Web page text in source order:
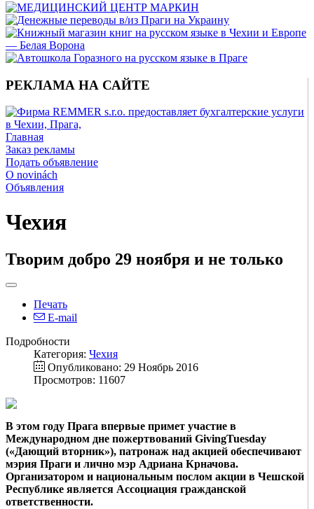
РЕКЛАМА НА САЙТЕ
Главная
Заказ рекламы
Подать объявление
O novinách
Объявления
Чехия
Творим добро 29 ноября и не только
Печать
E-mail
Подробности
Категория: Чехия
Опубликовано: 29 Ноябрь 2016
Просмотров: 11607
В этом году Прага впервые примет участие в
Международном дне пожертвований GivingTuesday
(«Дающий вторник»), патронаж над акцией обеспечивают
мэрия Праги и лично мэр Адриана Крначова.
Организатором и национальным послом акции в Чешской
Республике является Ассоциация гражданской
ответственности.